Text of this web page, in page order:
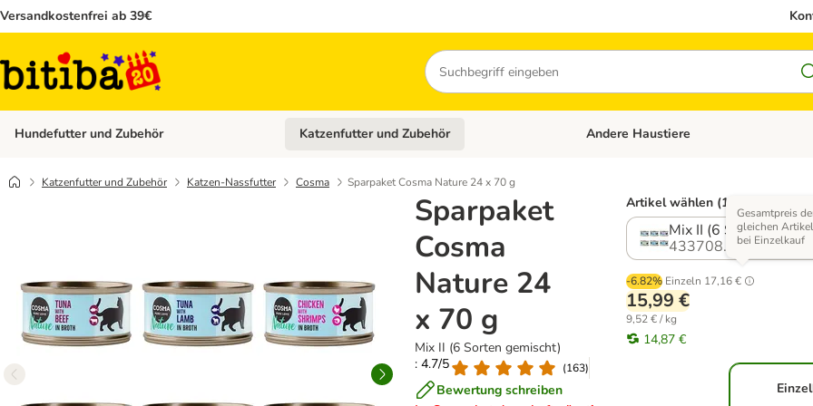
Versandkostenfrei ab 39€
Suchen
Hundefutter und Zubehör Kategorie-Menü öffnen: Hundefutter und Zubehör
Katzenfutter und Zubehör Kategorie-Menü öffnen: Katzenfutter und
Andere Haustiere
Katzenfutter und Zubehör Katzen-Nassfutter Cosma Sparpaket Cosma Nature 24 x 70 g
Sparpaket
Cosma
Nature 24
x 70 g
Mix II (6 Sorten gemischt)
: 4.7/5
(163)
Bewertung schreiben
Artikel wählen (14 Varianten)
Mix II (6 Sorten
433708.16
-6.82% Einzeln 17,16 €
Gesamtpreis
gleichen Artikel
bei Einzelkauf
15,99 €
9,52 € / kg
14,87 €